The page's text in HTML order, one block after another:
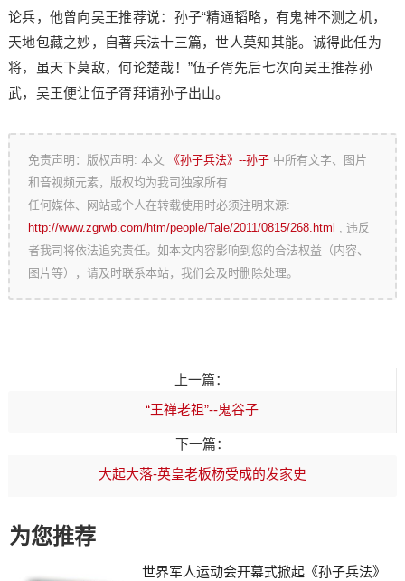
论兵，他曾向吴王推荐说：孙子“精通韬略，有鬼神不测之机，
天地包藏之妙，自著兵法十三篇，世人莫知其能。诚得此任为
将，虽天下莫敌，何论楚哉！”伍子胥先后七次向吴王推荐孙
武，吴王便让伍子胥拜请孙子出山。
免责声明：版权声明: 本文《孙子兵法》--孙子 中所有文字、图片
和音视频元素，版权均为我司独家所有.
任何媒体、网站或个人在转载使用时必须注明来源:
http://www.zgrwb.com/htm/people/Tale/2011/0815/268.html , 违反
者我司将依法追究责任。如本文内容影响到您的合法权益（内容、
图片等），请及时联系本站，我们会及时删除处理。
上一篇：
“王禅老祖”--鬼谷子
下一篇：
大起大落-英皇老板杨受成的发家史
为您推荐
世界军人运动会开幕式掀起《孙子兵法》